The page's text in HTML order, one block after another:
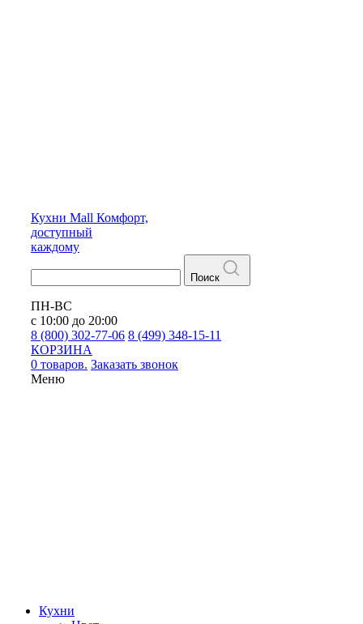
Кухни Mall Комфорт,
доступный
каждому
Поиск
ПН-ВС
с 10:00 до 20:00
8 (800) 302-77-06 8 (499) 348-15-11
КОРЗИНА
0 товаров. Заказать звонок
Меню
Кухни